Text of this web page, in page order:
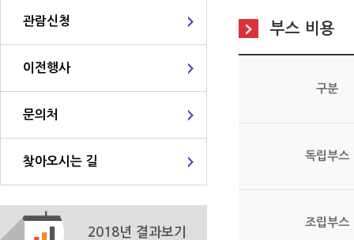
관람신청
이전행사
문의처
찾아오시는 길
2018년 결과보기
부스 비용
구분
독립부스
조립부스